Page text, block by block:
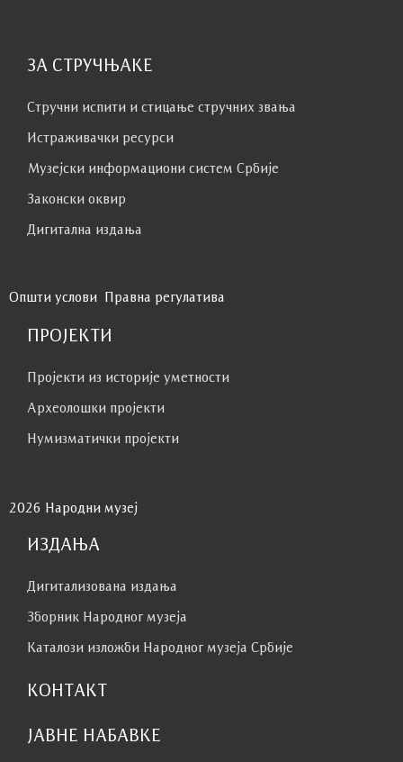
ЗА СТРУЧЊАКЕ
Стручни испити и стицање стручних звања
Истраживачки ресурси
Музејски информациони систем Србије
Законски оквир
Дигитална издања
Општи услови Правна регулатива
ПРОЈЕКТИ
Пројекти из историје уметности
Археолошки пројекти
Нумизматички пројекти
2026 Народни музеј
ИЗДАЊА
Дигитализована издања
Зборник Народног музеја
Каталози изложби Народног музеја Србије
КОНТАКТ
ЈАВНЕ НАБАВКЕ